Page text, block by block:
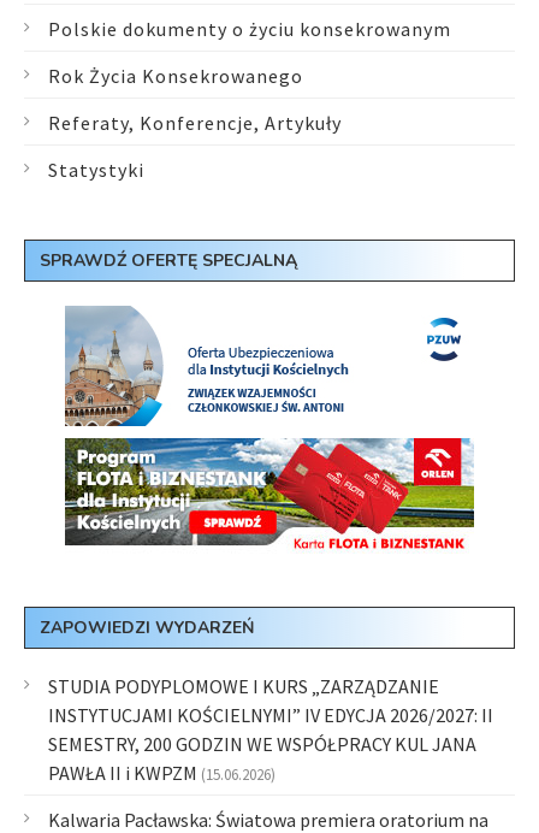
Polskie dokumenty o życiu konsekrowanym
Rok Życia Konsekrowanego
Referaty, Konferencje, Artykuły
Statystyki
SPRAWDŹ OFERTĘ SPECJALNĄ
ZAPOWIEDZI WYDARZEŃ
STUDIA PODYPLOMOWE I KURS „ZARZĄDZANIE
INSTYTUCJAMI KOŚCIELNYMI” IV EDYCJA 2026/2027: II
SEMESTRY, 200 GODZIN WE WSPÓŁPRACY KUL JANA
PAWŁA II i KWPZM (15.06.2026)
Kalwaria Pacławska: Światowa premiera oratorium na